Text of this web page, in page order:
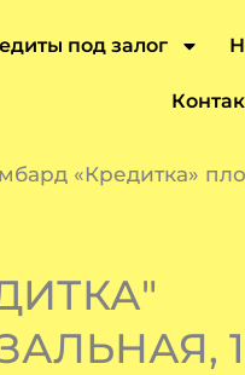
под залог
«Кредитка»
1